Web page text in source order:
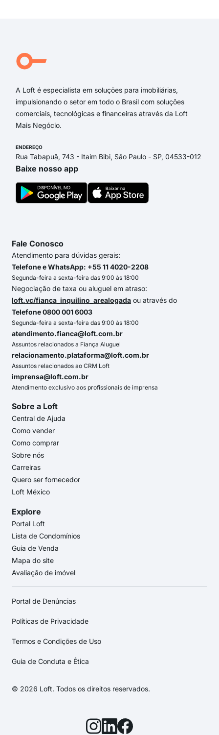
A Loft é especialista em soluções para imobiliárias,
impulsionando o setor em todo o Brasil com soluções
comerciais, tecnológicas e financeiras através da Loft
Mais Negócio.
ENDEREÇO
Rua Tabapuã, 743 - Itaim Bibi, São Paulo - SP, 04533-012
Baixe nosso app
Fale Conosco
Atendimento para dúvidas gerais:
Telefone e WhatsApp: +55 11 4020-2208
Segunda-feira a sexta-feira das 9:00 às 18:00
Negociação de taxa ou aluguel em atraso:
loft.vc/fianca_inquilino_arealogada ou através do
Telefone 0800 001 6003
Segunda-feira a sexta-feira das 9:00 às 18:00
atendimento.fianca@loft.com.br
Assuntos relacionados a Fiança Aluguel
relacionamento.plataforma@loft.com.br
Assuntos relacionados ao CRM Loft
imprensa@loft.com.br
Atendimento exclusivo aos profissionais de imprensa
Sobre a Loft
Central de Ajuda
Como vender
Como comprar
Sobre nós
Carreiras
Quero ser fornecedor
Loft México
Explore
Portal Loft
Lista de Condomínios
Guia de Venda
Mapa do site
Avaliação de imóvel
Portal de Denúncias
Políticas de Privacidade
Termos e Condições de Uso
Guia de Conduta e Ética
© 2026 Loft. Todos os direitos reservados.